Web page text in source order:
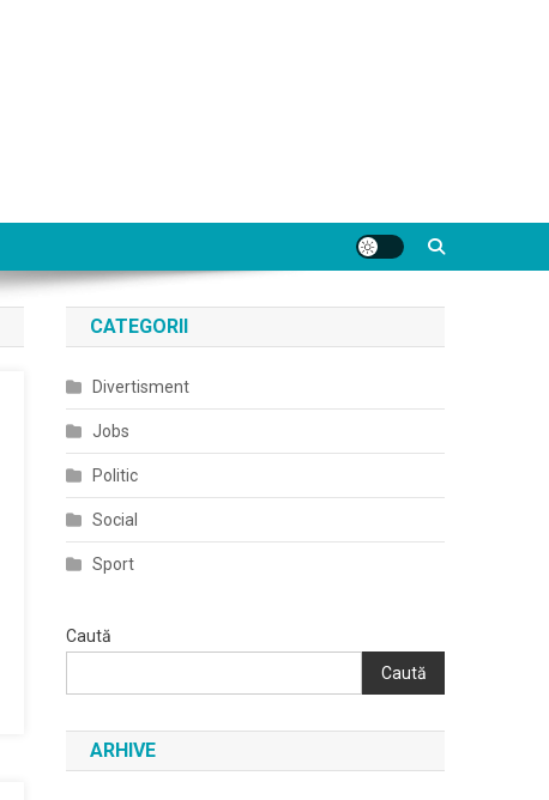
CATEGORII
Divertisment
Jobs
Politic
Social
Sport
Caută
Caută
ARHIVE